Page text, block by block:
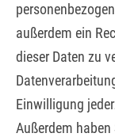
außerdem ein
dieser Daten zu
Einwilligung
Außerdem